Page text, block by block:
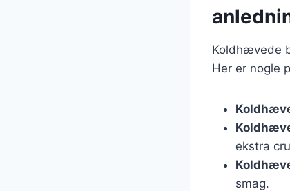
Koldhævede
Her er nogle
ekstra
smag.